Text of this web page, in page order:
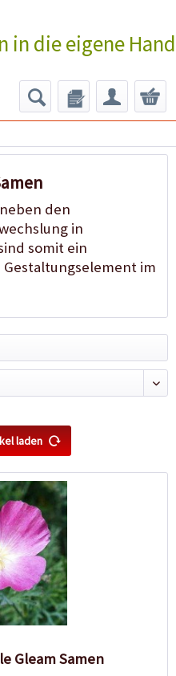
in die eigene Hand
den
in
somit ein
im
laden
Gleam Samen